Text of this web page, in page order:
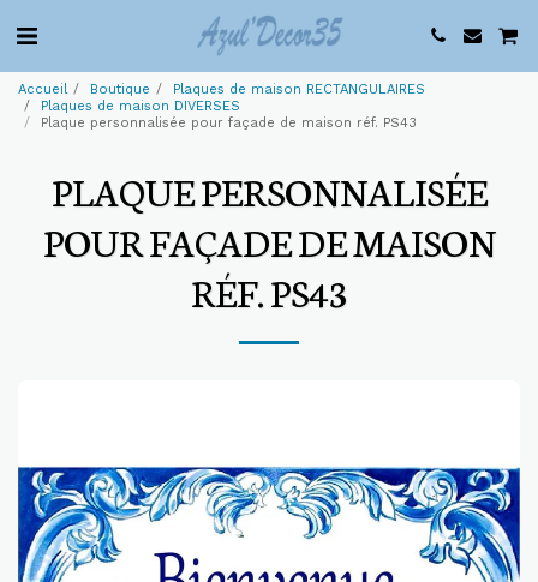
Accueil Boutique
Plaques de maison RECTANGULAIRES
Plaques de maison DIVERSES
Plaque personnalisée pour façade de maison réf. PS43
PLAQUE PERSONNALISÉE
POUR FAÇADE DE MAISON
RÉF. PS43